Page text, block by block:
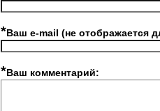
*Ваш e-mail (не отображается
*Ваш комментарий: